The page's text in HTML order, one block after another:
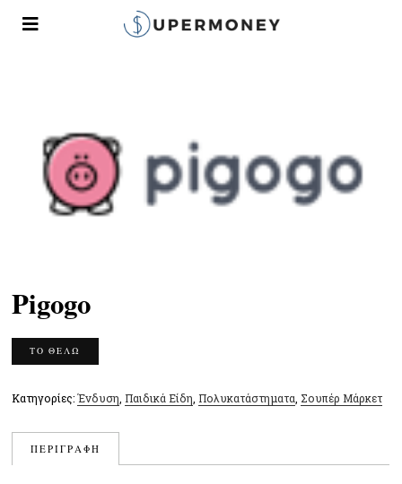
Pigogo
ΤΟ ΘΈΛΩ
Κατηγορίες:Ένδυση Παιδικά Είδη Πολυκατάστηματα Σουπέρ Μάρκετ
ΠΕΡΙΓΡΑΦΉ